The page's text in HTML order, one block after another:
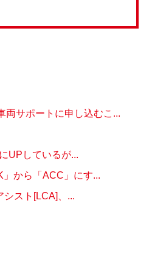
サポートに申し込むこ...
UPしているが...
から「ACC」にす...
シスト[LCA]、...